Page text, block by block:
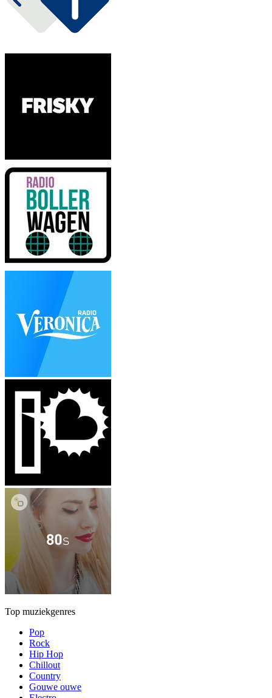
Top muziekgenres
Pop
Rock
Hip Hop
Chillout
Country
Gouwe ouwe